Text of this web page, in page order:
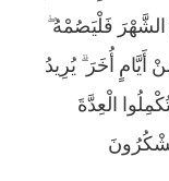
فَلْيَصُمْهُ
أُخَرَ ۗ يُرِيدُ
الْعِدَّةَ
تَشْكُرُونَ